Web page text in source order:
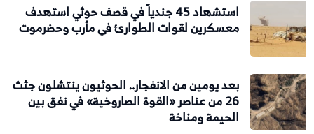
استشهاد 45 جندياً في قصف حوثي استهدف
معسكرين لقوات الطوارئ في مأرب وحضرموت
بعد يومين من الانفجار.. الحوثيون ينتشلون جثث
26 من عناصر «القوة الصاروخية» في نفق بين
الحيمة ومناخة